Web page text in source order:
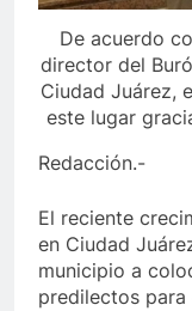
De acuerdo
director del
Ciudad Juárez,
este lugar
Redacción.-
El reciente
en Ciudad
municipio a
predilectos para